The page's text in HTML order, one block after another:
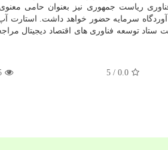
ریاست جمهوری نیز بعنوان حامی
آوردگاه سرمایه حضور خواهد داشت. استارت
0.0
/ 5